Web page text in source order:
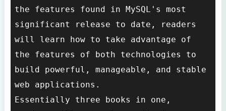
the features found in MySQL's most
significant release to date, readers
will learn how to take advantage of
the features of both technologies to
build powerful, manageable, and stable
web applications.
Essentially three books in one,